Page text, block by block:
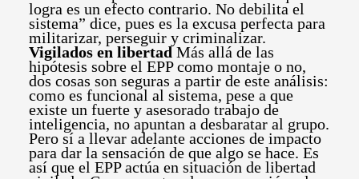
logra es un efecto contrario. No debilita el
sistema” dice, pues es la excusa perfecta para
militarizar, perseguir y criminalizar.
Vigilados en libertadMás allá de las
hipótesis sobre el EPP como montaje o no,
dos cosas son seguras a partir de este análisis:
como es funcional al sistema, pese a que
existe un fuerte y asesorado trabajo de
inteligencia, no apuntan a desbaratar al grupo.
Pero sí a llevar adelante acciones de impacto
para dar la sensación de que algo se hace. Es
así que el EPP actúa en situación de libertad